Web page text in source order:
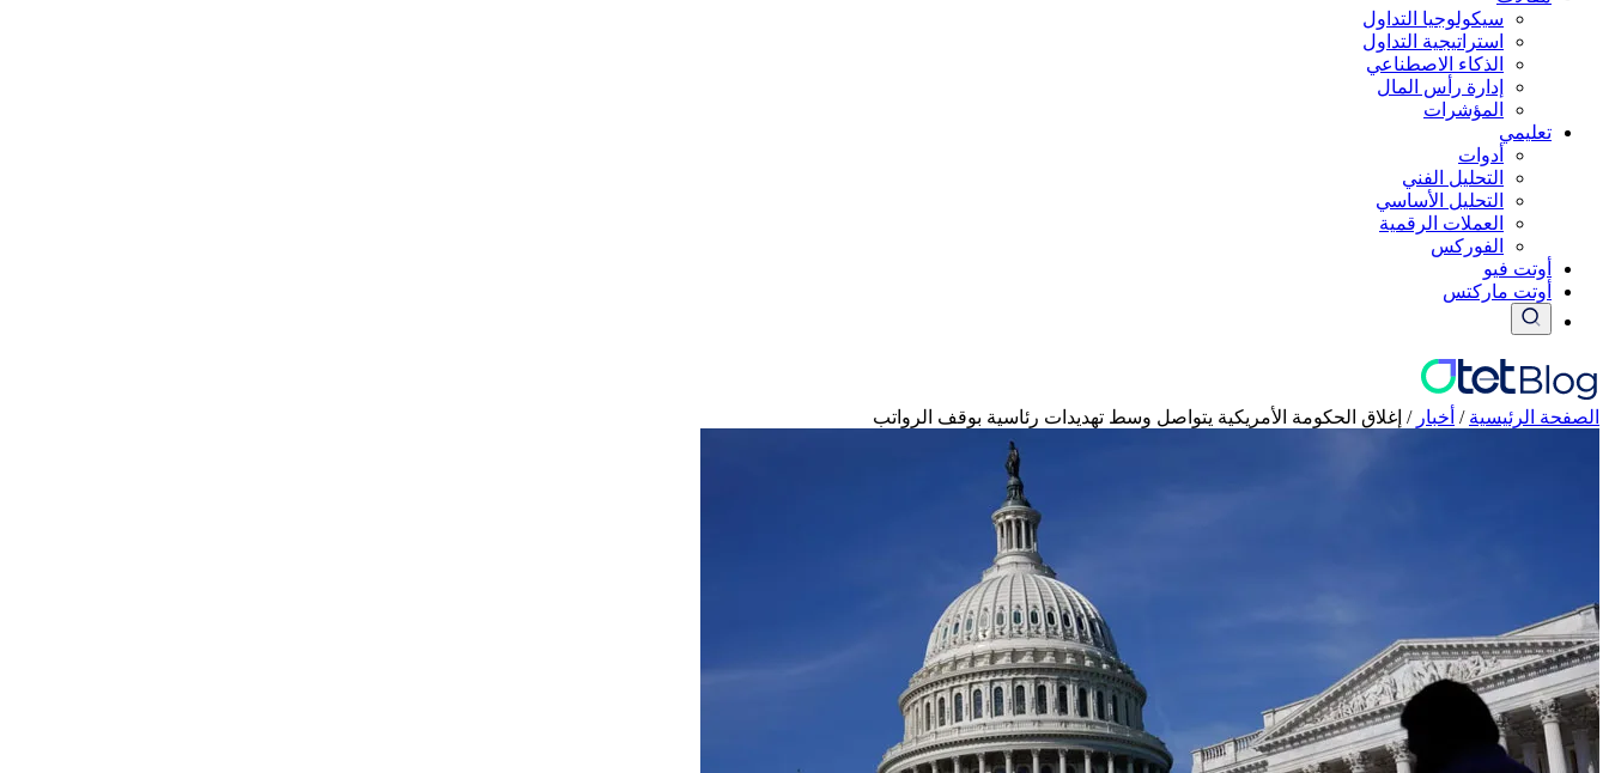
سيكولوجيا التداول
استراتيجية التداول
الذكاء الاصطناعي
إدارة رأس المال
المؤشرات
تعليمي
أدوات
التحليل الفني
التحليل الأساسي
العملات الرقمية
الفوركس
أوتت فيو
أوتت ماركتس
الصفحة الرئيسية / أخبار / إغلاق الحكومة الأمريكية يتواصل وسط تهديدات رئاسية بوقف الرواتب